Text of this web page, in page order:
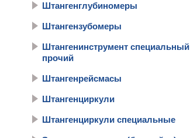
Штангенглубиномеры
Штангензубомеры
Штангенинструмент специальный
прочий
Штангенрейсмасы
Штангенциркули
Штангенциркули специальные